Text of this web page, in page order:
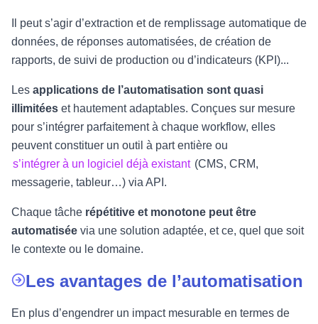
Il peut s’agir d’extraction et de remplissage automatique de
données, de réponses automatisées, de création de
rapports, de suivi de production ou d’indicateurs (KPI)...
Les applications de l’automatisation sont quasi
illimitées et hautement adaptables. Conçues sur mesure
pour s’intégrer parfaitement à chaque workflow, elles
peuvent constituer un outil à part entière ou
s’intégrer à un logiciel déjà existant (CMS, CRM,
messagerie, tableur…) via API.
Chaque tâche répétitive et monotone peut être
automatisée via une solution adaptée, et ce, quel que soit
le contexte ou le domaine.
Les avantages de l’automatisation
En plus d’engendrer un impact mesurable en termes de